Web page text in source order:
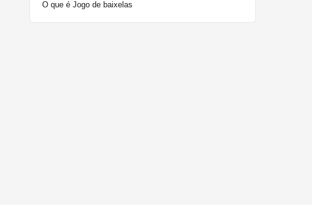
O que é Jogo de baixelas